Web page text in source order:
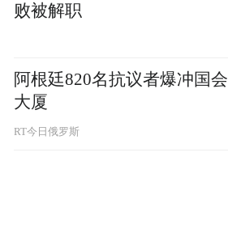
败被解职
阿根廷820名抗议者爆冲国会
大厦
RT今日俄罗斯